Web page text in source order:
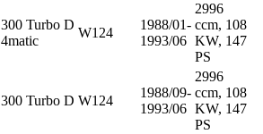
300 Turbo D
4matic
W124
1988/01-
1993/06
2996
ccm, 108
KW, 147
PS
300 Turbo D W124
1988/09-
1993/06
2996
ccm, 108
KW, 147
PS